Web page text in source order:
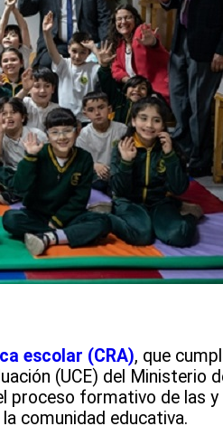
escolar (CRA), que
(UCE) del Ministerio
proceso formativo de las
comunidad educativa.